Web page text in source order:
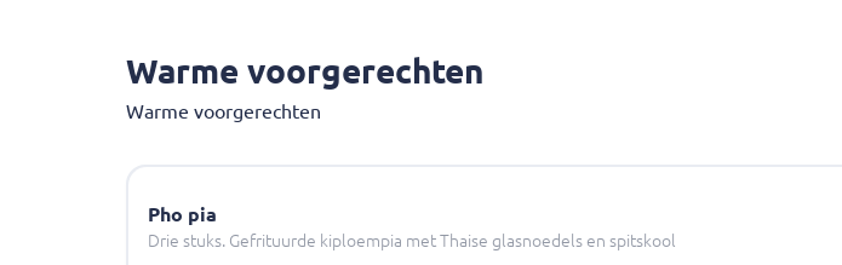
Warme voorgerechten
Warme voorgerechten
Pho pia
Drie stuks. Gefrituurde kiploempia met Thaise glasnoedels en spitskool